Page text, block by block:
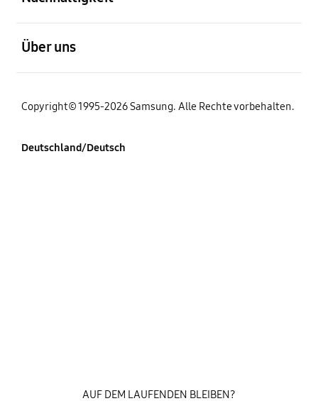
Über uns
Copyright© 1995-2026 Samsung. Alle Rechte vorbehalten.
Deutschland/Deutsch
AUF DEM LAUFENDEN BLEIBEN?